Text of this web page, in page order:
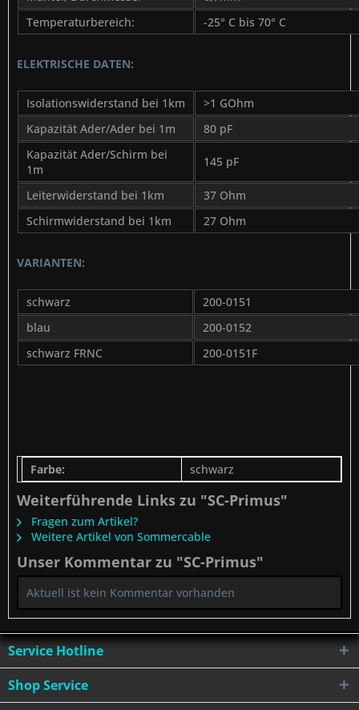
Temperaturbereich:
-25° C bis 70° C
ELEKTRISCHE DATEN:
Isolationswiderstand bei 1km
>1 GOhm
Kapazität Ader/Ader bei 1m
80 pF
Kapazität Ader/Schirm bei
1m
145 pF
Leiterwiderstand bei 1km
37 Ohm
Schirmwiderstand bei 1km
27 Ohm
VARIANTEN:
schwarz
200-0151
blau
200-0152
schwarz FRNC
200-0151F
Farbe: schwarz
Weiterführende Links zu "SC-Primus"
Fragen zum Artikel?
Weitere Artikel von Sommercable
Unser Kommentar zu "SC-Primus"
Aktuell ist kein Kommentar vorhanden
Service Hotline
Shop Service